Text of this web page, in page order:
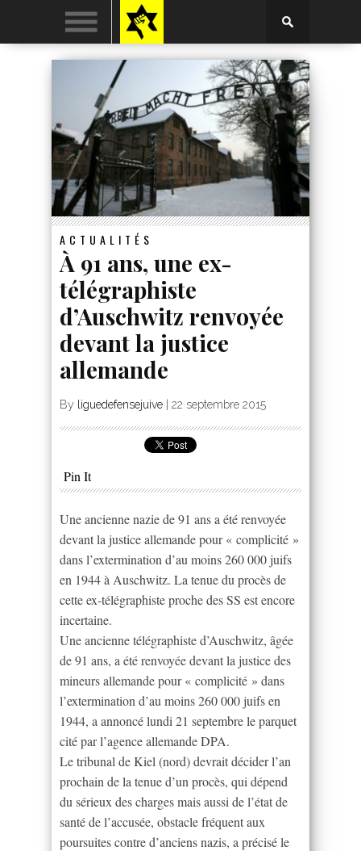
ACTUALITÉS
À 91 ans, une ex-
télégraphiste
d’Auschwitz renvoyée
devant la justice
allemande
By liguedefensejuive 22 septembre 2015
Pin It
Une ancienne nazie de 91 ans a été renvoyée
devant la justice allemande pour « complicité »
dans l’extermination d’au moins 260 000 juifs
en 1944 à Auschwitz. La tenue du procès de
cette ex-télégraphiste proche des SS est encore
incertaine.
Une ancienne télégraphiste d’Auschwitz, âgée
de 91 ans, a été renvoyée devant la justice des
mineurs allemande pour « complicité » dans
l’extermination d’au moins 260 000 juifs en
1944, a annoncé lundi 21 septembre le parquet
cité par l’agence allemande DPA.
Le tribunal de Kiel (nord) devrait décider l’an
prochain de la tenue d’un procès, qui dépend
du sérieux des charges mais aussi de l’état de
santé de l’accusée, obstacle fréquent aux
poursuites contre d’anciens nazis, a précisé le